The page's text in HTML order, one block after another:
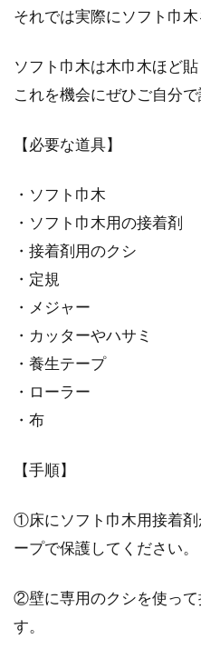
それでは実際にソフト巾木
ソフト巾木は木巾木ほど
これを機会にぜひご自分で
【必要な道具】
・ソフト巾木
・ソフト巾木用の接着剤
・接着剤用のクシ
・定規
・メジャー
・カッターやハサミ
・養生テープ
・ローラー
・布
【手順】
①床にソフト巾木用接着
ープで保護してください。
②壁に専用のクシを使って
す。